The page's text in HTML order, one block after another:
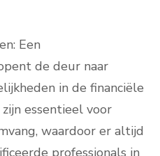
Een
de deur naar
in de financiële
essentieel voor
waardoor er altijd
professionals in